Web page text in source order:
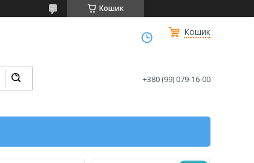
Кошик
Кошик
+380 (99) 079-16-00